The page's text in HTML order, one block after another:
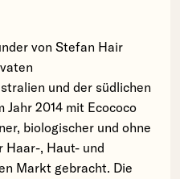
von Stefan Hair
und der südlichen
2014 mit Ecococo
biologischer und ohne
Haar-, Haut- und
Markt gebracht. Die